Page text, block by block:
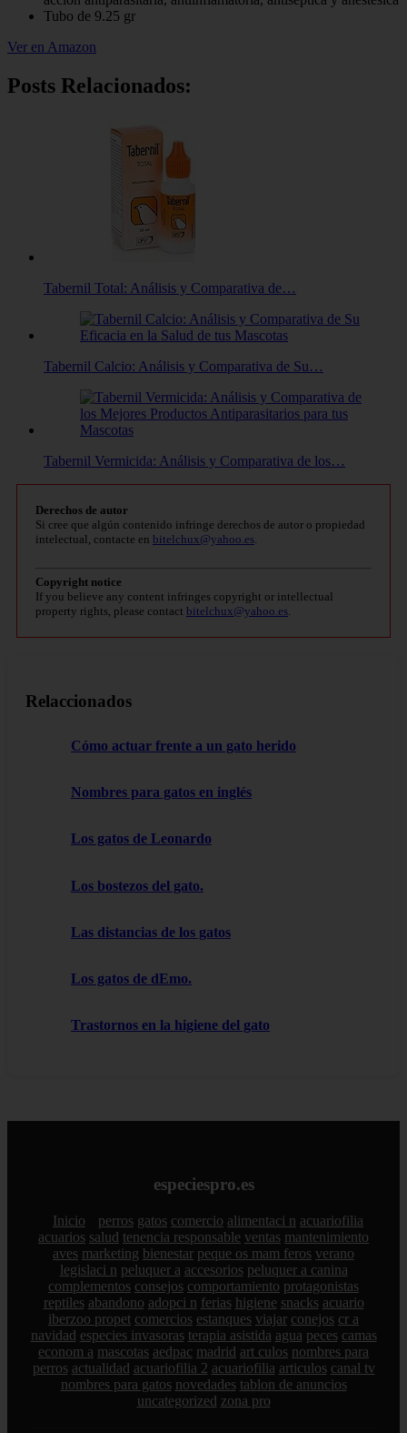
Tubo de 9.25 gr
Ver en Amazon
Posts Relacionados:
Tabernil Total: Análisis y Comparativa de…
Tabernil Calcio: Análisis y Comparativa de Su…
Tabernil Vermicida: Análisis y Comparativa de los…
Derechos de autor
Si cree que algún contenido infringe derechos de autor o propiedad
intelectual, contacte en bitelchux@yahoo.es.
Copyright notice
If you believe any content infringes copyright or intellectual
property rights, please contact bitelchux@yahoo.es.
Relaccionados
Cómo actuar frente a un gato herido
Nombres para gatos en inglés
Los gatos de Leonardo
Los bostezos del gato.
Las distancias de los gatos
Los gatos de dEmo.
Trastornos en la higiene del gato
especiespro.es
Inicio perros gatos comercio alimentaci n acuariofilia
acuarios salud tenencia responsable ventas mantenimiento
aves marketing bienestar peque os mam feros verano
legislaci n peluquer a accesorios peluquer a canina
complementos consejos comportamiento protagonistas
reptiles abandono adopci n ferias higiene snacks acuario
iberzoo propet comercios estanques viajar conejos cr a
navidad especies invasoras terapia asistida agua peces camas
econom a mascotas aedpac madrid art culos nombres para
perros actualidad acuariofilia 2 acuariofilia articulos canal tv
nombres para gatos novedades tablon de anuncios
uncategorized zona pro